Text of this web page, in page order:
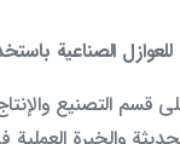
الصناعية
قسم التصنيع